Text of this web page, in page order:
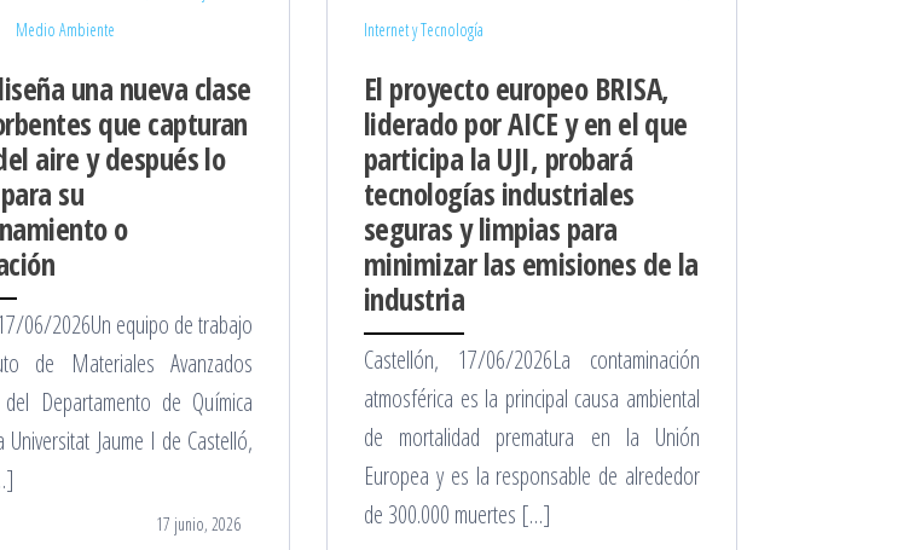
Medio Ambiente
una nueva clase
que capturan
aire y después lo
su
o
06/2026Un equipo de trabajo
de Materiales Avanzados
Departamento de Química
Universitat Jaume I de Castelló,
17 junio, 2026
Internet y Tecnología
El proyecto europeo BRISA,
liderado por AICE y en el que
participa la UJI, probará
tecnologías industriales
seguras y limpias para
minimizar las emisiones de la
industria
Castellón, 17/06/2026La contaminación
atmosférica es la principal causa ambiental
de mortalidad prematura en la Unión
Europea y es la responsable de alrededor
de 300.000 muertes […]